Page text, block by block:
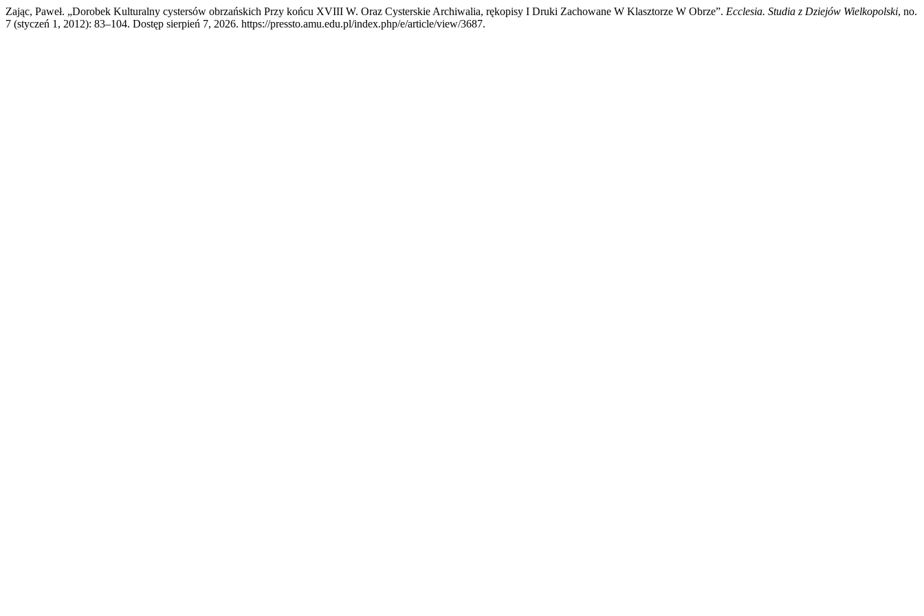
Zając, Paweł. „Dorobek Kulturalny cystersów obrzańskich Przy końcu XVIII W. Oraz Cysterskie Archiwalia, rękopisy I Druki Zachowane W Klasztorze W Obrze”. Ecclesia. Studia z Dziejów Wielkopolski, no.
7 (styczeń 1, 2012): 83–104. Dostęp sierpień 7, 2026. https://pressto.amu.edu.pl/index.php/e/article/view/3687.